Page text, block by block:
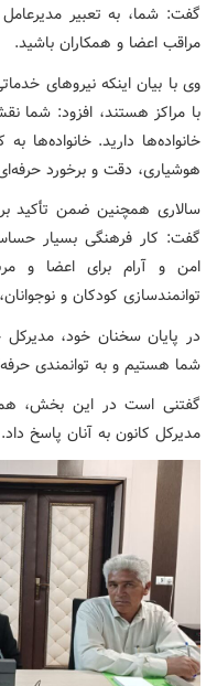
گفت: شما، به تعبیر مدیرعامل
مراقب اعضا و همکاران باشید.
وی با بیان اینکه نیروهای
با مراکز هستند، افزود: شما
خانواده‌ها دارید. خانواده‌ها به
هوشیاری، دقت و برخورد
سالاری همچنین ضمن تأکید
گفت: کار فرهنگی بسیار
امن و آرام برای اعضا و
توانمندسازی کودکان و
در پایان سخنان خود،
شما هستیم و به توانمندی
گفتنی است در این بخش،
مدیرکل کانون به آنان پاسخ داد.